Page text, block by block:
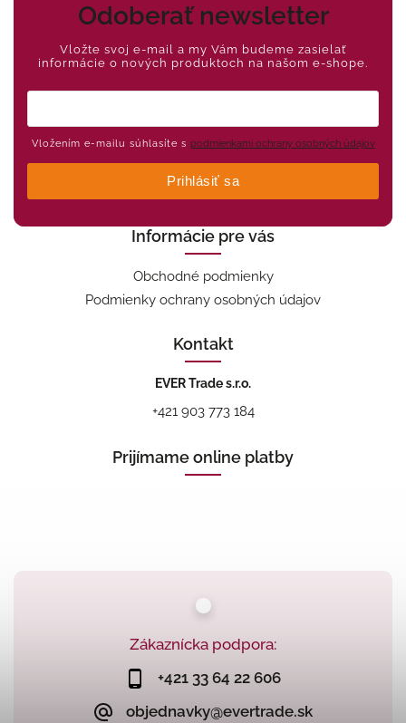
Zákaznícka podpora:
+421 33 64 22 606
objednavky@evertrade.sk
Odoberať newsletter
Vložte svoj e-mail a my Vám budeme zasielať
informácie o nových produktoch na našom e-shope.
Vložením e-mailu súhlasíte s podmienkami ochrany osobných údajov
Prihlásiť sa
Informácie pre vás
Obchodné podmienky
Podmienky ochrany osobných údajov
Kontakt
EVER Trade s.r.o.
+421 903 773 184
Prijímame online platby